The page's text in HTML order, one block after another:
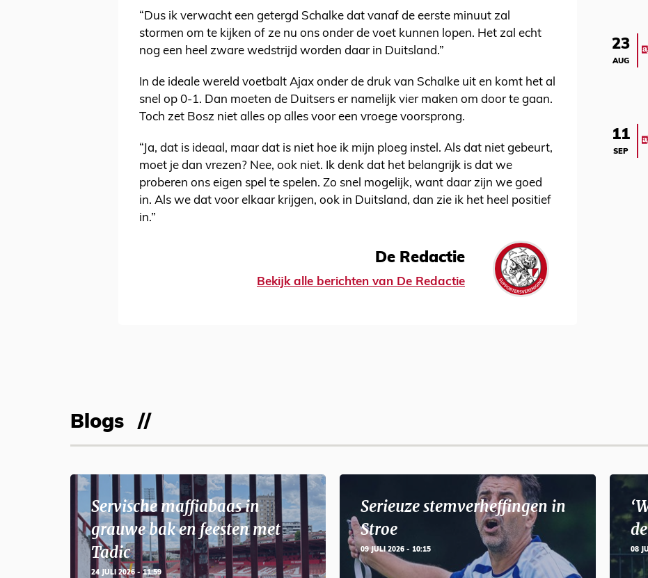
“Dus ik verwacht een getergd Schalke dat vanaf de eerste minuut zal
stormen om te kijken of ze nu ons onder de voet kunnen lopen. Het zal echt
nog een heel zware wedstrijd worden daar in Duitsland.”
In de ideale wereld voetbalt Ajax onder de druk van Schalke uit en komt het al
snel op 0-1. Dan moeten de Duitsers er namelijk vier maken om door te gaan.
Toch zet Bosz niet alles op alles voor een vroege voorsprong.
“Ja, dat is ideaal, maar dat is niet hoe ik mijn ploeg instel. Als dat niet gebeurt,
moet je dan vrezen? Nee, ook niet. Ik denk dat het belangrijk is dat we
proberen ons eigen spel te spelen. Zo snel mogelijk, want daar zijn we goed
in. Als we dat voor elkaar krijgen, ook in Duitsland, dan zie ik het heel positief
in.”
De Redactie
Bekijk alle berichten van De Redactie
23
AUG
11
SEP
Blogs
Servische maffiabaas in
grauwe bak en feesten met
Tadic
24 JULI 2026 - 11:59
Serieuze stemverheffingen in
Stroe
09 JULI 2026 - 10:15 08